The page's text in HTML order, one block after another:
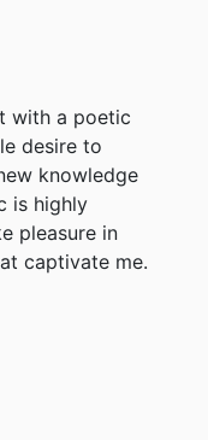
with a poetic
desire to
knowledge
is highly
pleasure in
captivate me.